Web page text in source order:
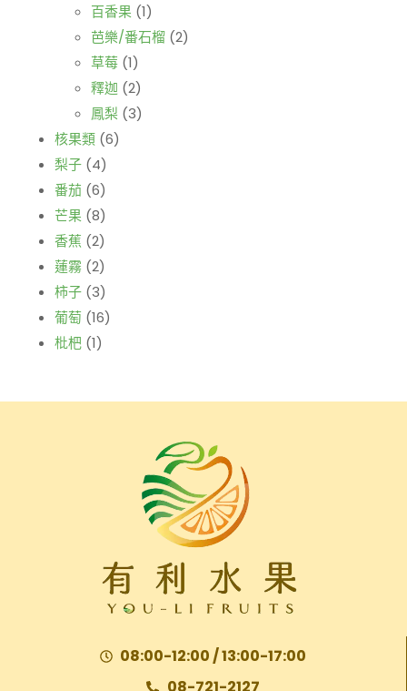
百香果 (1)
芭樂/番石榴 (2)
草莓 (1)
釋迦 (2)
鳳梨 (3)
核果類 (6)
梨子 (4)
番茄 (6)
芒果 (8)
香蕉 (2)
蓮霧 (2)
柿子 (3)
葡萄 (16)
枇杷 (1)
08:00-12:00 / 13:00-17:00
08-721-2127